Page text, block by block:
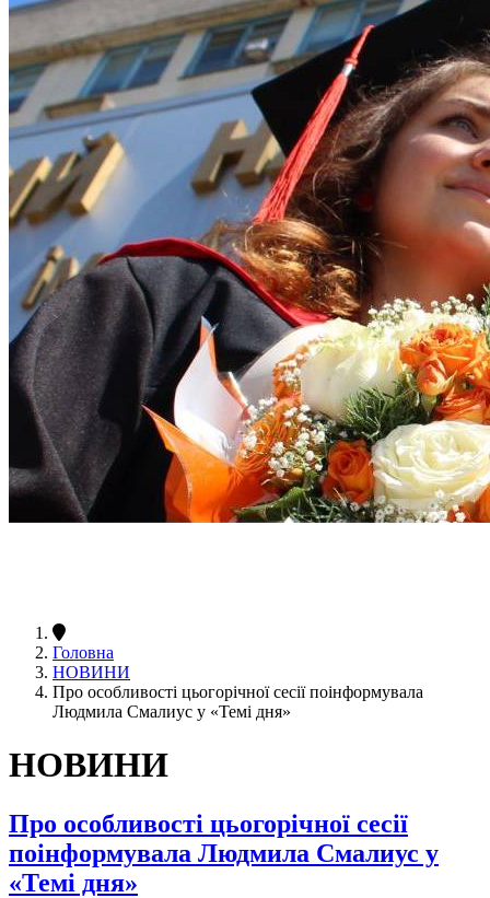
Головна
НОВИНИ
Про особливості цьогорічної сесії поінформувала
Людмила Смалиус у «Темі дня»
НОВИНИ
Про особливості цьогорічної сесії
поінформувала Людмила Смалиус у
«Темі дня»